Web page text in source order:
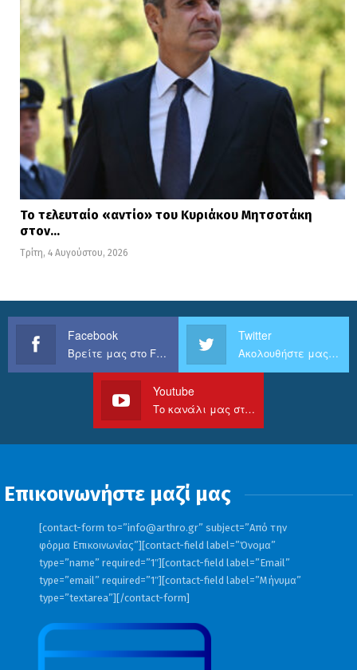
Το τελευταίο «αντίο» του Κυριάκου Μητσοτάκη
στον…
Τρίτη, 4 Αυγούστου, 2026
Facebook
Βρείτε μας στο Facebook
Twitter
Ακολουθήστε μας στο Twitter
Youtube
Το κανάλι μας στο Youtube
Επικοινωνήστε μαζί μας
[contact-form to=”info@arthro.gr” subject=”Από την
φόρμα Επικοινωνίας”][contact-field label=”Όνομα”
type=”name” required=”1″][contact-field label=”Email”
type=”email” required=”1″][contact-field label=”Μήνυμα”
type=”textarea”][/contact-form]